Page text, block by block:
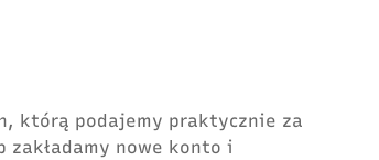
którą podajemy praktycznie za
nowe konto i